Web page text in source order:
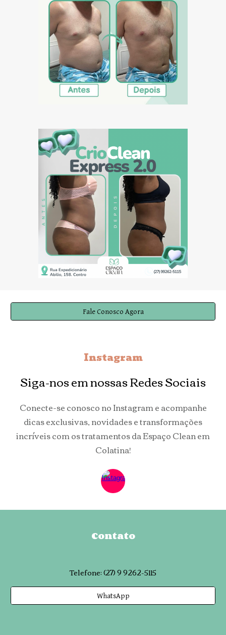
Fale Conosco Agora
Instagram
Siga-nos em nossas Redes Sociais
Conecte-se conosco no Instagram e acompanhe
dicas exclusivas, novidades e transformações
incríveis com os tratamentos da Espaço Clean em
Colatina!
Contato
Telefone:(27) 9 9262-5115
WhatsApp